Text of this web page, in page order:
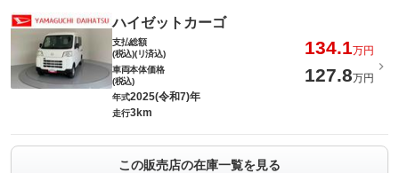
ハイゼットカーゴ
支払総額
(税込)(リ済込)
134.1万円
車両本体価格
(税込)
127.8万円
年式2025(令和7)年
走行3km
この販売店の在庫一覧を見る